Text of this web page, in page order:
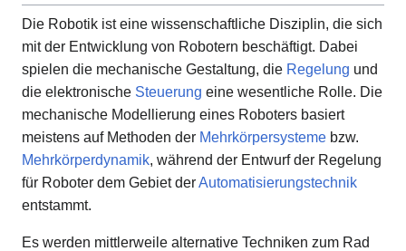
Die Robotik ist eine wissenschaftliche Disziplin, die sich
mit der Entwicklung von Robotern beschäftigt. Dabei
spielen die mechanische Gestaltung, die Regelung und
die elektronische Steuerung eine wesentliche Rolle. Die
mechanische Modellierung eines Roboters basiert
meistens auf Methoden der Mehrkörpersysteme bzw.
Mehrkörperdynamik, während der Entwurf der Regelung
für Roboter dem Gebiet derAutomatisierungstechnik
entstammt.
Es werden mittlerweile alternative Techniken zum Rad